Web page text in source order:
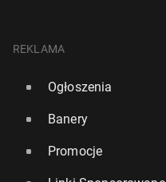
REKLAMA
Ogłoszenia
Banery
Promocje